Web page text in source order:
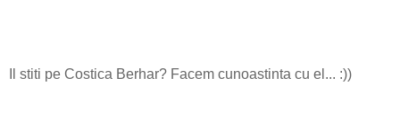
Il stiti pe Costica Berhar? Facem cunoastinta cu el... :))